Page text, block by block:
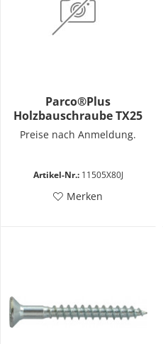
Parco®Plus
Holzbauschraube TX25
5,0x80
Preise nach Anmeldung.
Artikel-Nr.:11505X80J
Merken